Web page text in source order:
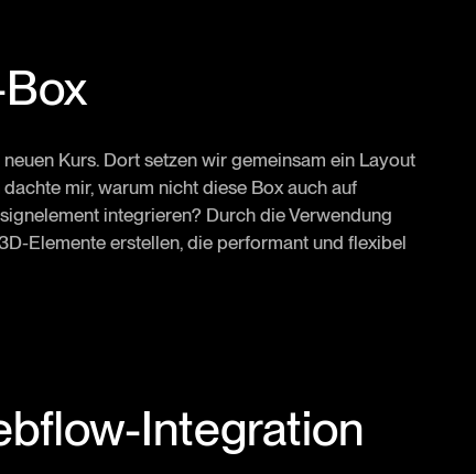
Kurs. Dort setzen wir gemeinsam ein Layout
mir, warum nicht diese Box auch auf
integrieren? Durch die Verwendung
Elemente erstellen, die performant und flexibel
Integration